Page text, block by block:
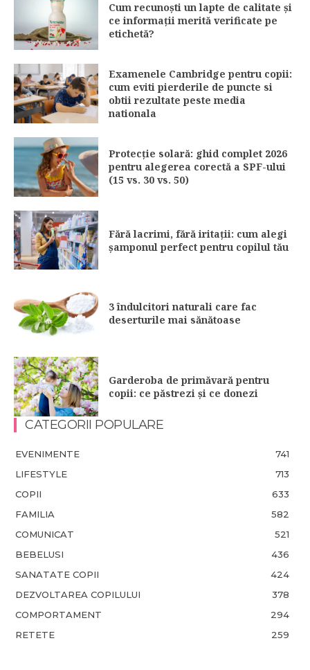
Cum recunoști un lapte de calitate și
ce informații merită verificate pe
etichetă?
Examenele Cambridge pentru copii:
cum eviti pierderile de puncte si
obtii rezultate peste media
nationala
Protecție solară: ghid complet 2026
pentru alegerea corectă a SPF-ului
(15 vs. 30 vs. 50)
Fără lacrimi, fără iritații: cum alegi
șamponul perfect pentru copilul tău
3 îndulcitori naturali care fac
deserturile mai sănătoase
Garderoba de primăvară pentru
copii: ce păstrezi și ce donezi
CATEGORII POPULARE
EVENIMENTE
741
LIFESTYLE
713
COPII
633
FAMILIA
582
COMUNICAT
521
BEBELUSI
436
SANATATE COPII
424
DEZVOLTAREA COPILULUI
378
COMPORTAMENT
294
RETETE
259